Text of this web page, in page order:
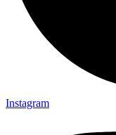
Instagram